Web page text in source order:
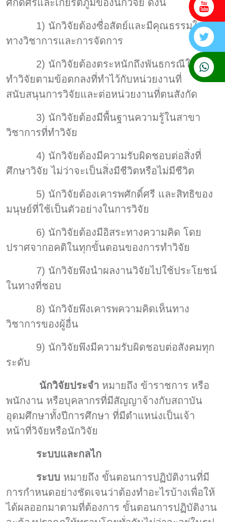
ศักดิ์ศรีและเกียรติภูมิของนักวิจัย ดังนี้
1) นักวิจัยต้องซื่อสัตย์และมีคุณธรรมใน
ทางวิชาการและการจัดการ
2) นักวิจัยต้องตระหนักถึงพันธกรณีในการ
ทำวิจัยตามข้อตกลงที่ทำไว้กับหน่วยงานที่
สนับสนุนการวิจัยและต่อหน่วยงานที่ตนสังกัด
3) นักวิจัยต้องมีพื้นฐานความรู้ในสาขา
วิชาการที่ทำวิจัย
4) นักวิจัยต้องมีความรับผิดชอบต่อสิ่งที่
ศึกษาวิจัย ไม่ว่าจะเป็นสิ่งมีชีวิตหรือไม่มีชีวิต
5) นักวิจัยต้องเคารพศักดิ์ศรี และสิทธิของ
มนุษย์ที่ใช้เป็นตัวอย่างในการวิจัย
6) นักวิจัยต้องมีอิสระทางความคิด โดย
ปราศจากอคติในทุกขั้นตอนของการทำวิจัย
7) นักวิจัยพึงนำผลงานวิจัยไปใช้ประโยชน์
ในทางที่ชอบ
8) นักวิจัยพึงเคารพความคิดเห็นทาง
วิชาการของผู้อื่น
9) นักวิจัยพึงมีความรับผิดชอบต่อสังคมทุก
ระดับ
นักวิจัยประจำ หมายถึง ข้าราชการ หรือ
พนักงาน หรือบุคลากรที่มีสัญญาจ้างกับสถาบัน
อุดมศึกษาทั้งปีการศึกษา ที่มีตำแหน่งเป็นเจ้า
หน้าที่วิจัยหรือนักวิจัย
ระบบและกลไก
ระบบ หมายถึง ขั้นตอนการปฏิบัติงานที่มี
การกำหนดอย่างชัดเจนว่าต้องทำอะไรบ้างเพื่อให้
ได้ผลออกมาตามที่ต้องการ ขั้นตอนการปฏิบัติงาน